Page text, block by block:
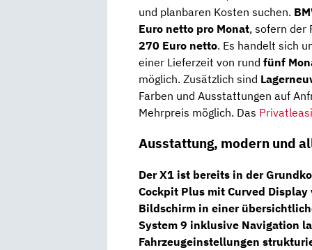
und planbaren Kosten suchen.
Euro netto pro Monat, sofern der
270 Euro netto. Es handelt sich
einer Lieferzeit von rund fünf
möglich. Zusätzlich sind
Farben und Ausstattungen auf
Mehrpreis möglich. Das
Ausstattung, modern und
Der X1 ist bereits in der
Cockpit Plus mit Curved Display
Bildschirm in einer
System 9 inklusive Navigation
Fahrzeugeinstellungen